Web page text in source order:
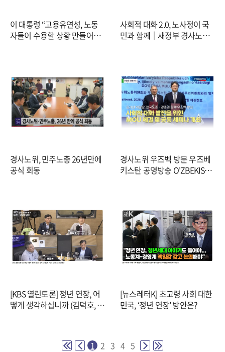
이 대통령 “고용유연성, 노동
자들이 수용할 상황 만들어
사회적 대화 2.0, 노사정이 국
민과 함께｜새정부 경사노위
경사노위, 민주노총 26년만에
공식 회동
경사노위 우즈벡 방문 우즈베
키스탄 공영방송 O'ZBEKISTO
[KBS 열린토론] 정년 연장, 어
떻게 생각하십니까 (김덕호, 김
[뉴스레터K] 초고령 사회 대한
민국, ‘정년 연장’ 방안은?
1 2 3 4 5